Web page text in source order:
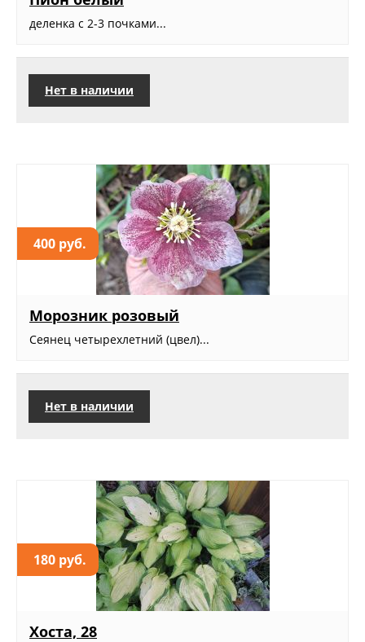
деленка с 2-3 почками...
Нет в наличии
400 руб.
Морозник розовый
Сеянец четырехлетний (цвел)...
Нет в наличии
180 руб.
Хоста, 28